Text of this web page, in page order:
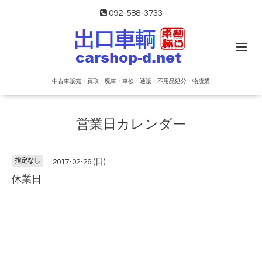
092-588-3733
中古車販売・買取・廃車・車検・通販・不用品処分・物流業
営業日カレンダー
指定なし 2017-02-26 (日)
休業日